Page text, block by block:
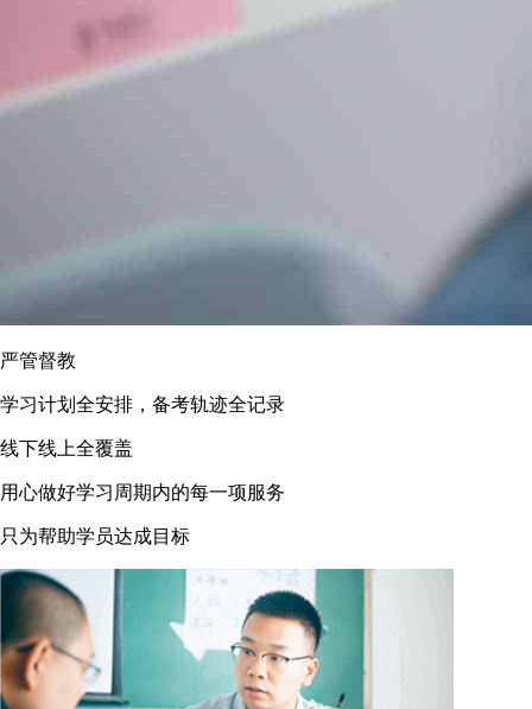
严管督教
学习计划全安排，备考轨迹全记录
线下线上全覆盖
用心做好学习周期内的每一项服务
只为帮助学员达成目标